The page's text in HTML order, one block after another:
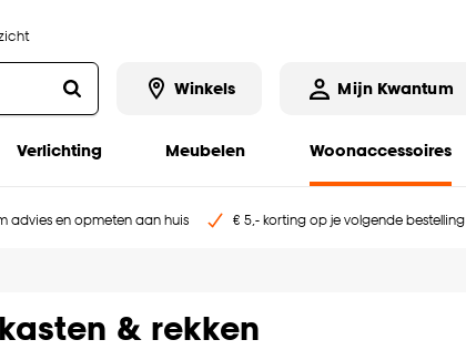
Winkels Mijn Kwantum
Verlichting Meubelen Woonaccessoires
advies en opmeten aan huis € 5,- korting op je volgende bestelling
& rekken